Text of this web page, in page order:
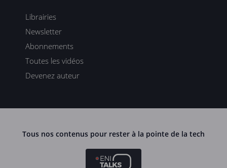
Librairies
Newsletter
Abonnements
Toutes les vidéos
Devenez auteur
Tous nos contenus pour rester à la pointe de la tech